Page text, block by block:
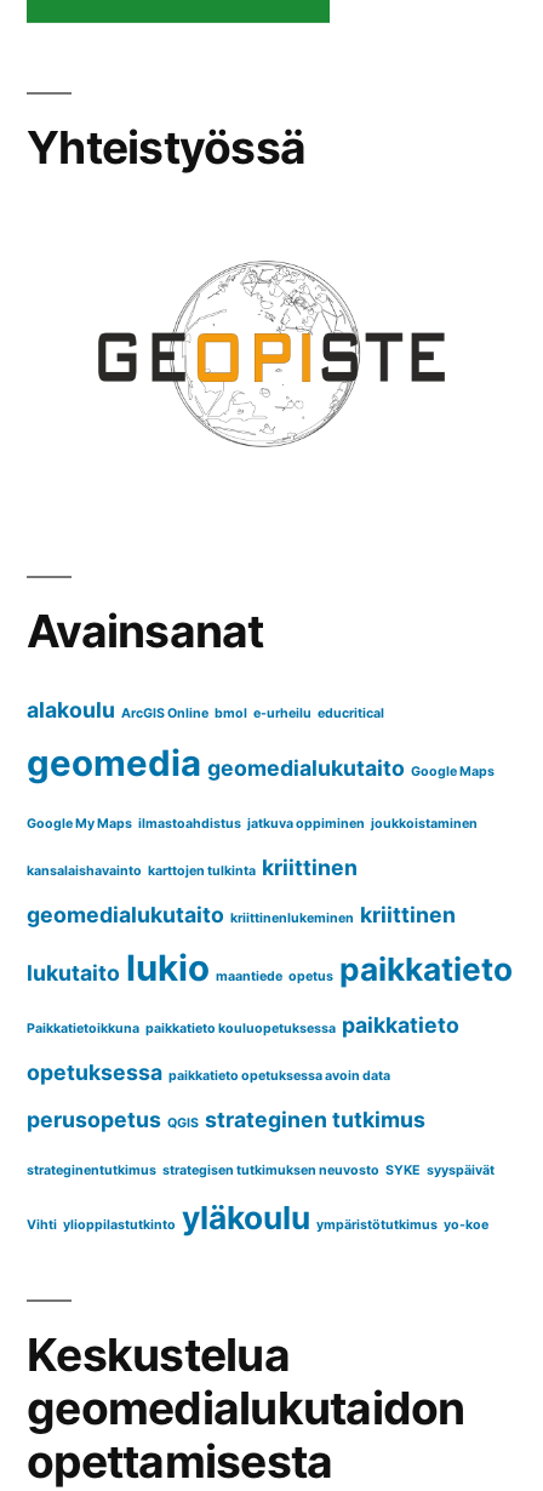
Yhteistyössä
Avainsanat
alakoulu ArcGIS Online bmol e-urheilu educritical
geomedia geomedialukutaito Google Maps
Google My Maps ilmastoahdistus jatkuva oppiminen joukkoistaminen
kansalaishavainto karttojen tulkinta kriittinen
geomedialukutaito kriittinenlukeminen kriittinen
lukutaito lukio maantiede opetus paikkatieto
Paikkatietoikkuna paikkatieto kouluopetuksessa paikkatieto
opetuksessa paikkatieto opetuksessa avoin data
perusopetus QGIS strateginen tutkimus
strateginentutkimus strategisen tutkimuksen neuvosto SYKE syyspäivät
Vihti ylioppilastutkinto yläkoulu ympäristötutkimus yo-koe
Keskustelua
geomedialukutaidon
opettamisesta